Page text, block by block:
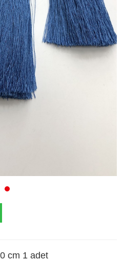
cm 1 adet